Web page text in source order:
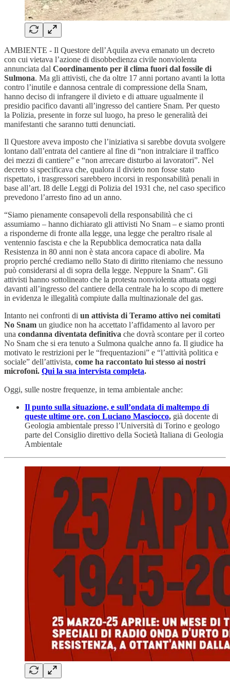
AMBIENTE - Il Questore dell’Aquila aveva emanato un decreto
con cui vietava l’azione di disobbedienza civile nonviolenta
annunciata dal Coordinamento per il clima fuori dal fossile di
Sulmona. Ma gli attivisti, che da oltre 17 anni portano avanti la lotta
contro l’inutile e dannosa centrale di compressione della Snam,
hanno deciso di infrangere il divieto e di attuare ugualmente il
presidio pacifico davanti all’ingresso del cantiere Snam. Per questo
la Polizia, presente in forze sul luogo, ha preso le generalità dei
manifestanti che saranno tutti denunciati.
Il Questore aveva imposto che l’iniziativa si sarebbe dovuta svolgere
lontano dall’entrata del cantiere al fine di “non intralciare il traffico
dei mezzi di cantiere” e “non arrecare disturbo ai lavoratori”. Nel
decreto si specificava che, qualora il divieto non fosse stato
rispettato, i trasgressori sarebbero incorsi in responsabilità penali in
base all’art. I8 delle Leggi di Polizia del 1931 che, nel caso specifico
prevedono l’arresto fino ad un anno.
“Siamo pienamente consapevoli della responsabilità che ci
assumiamo – hanno dichiarato gli attivisti No Snam – e siamo pronti
a risponderne di fronte alla legge, una legge che peraltro risale al
ventennio fascista e che la Repubblica democratica nata dalla
Resistenza in 80 anni non è stata ancora capace di abolire. Ma
proprio perché crediamo nello Stato di diritto riteniamo che nessuno
può considerarsi al di sopra della legge. Neppure la Snam”. Gli
attivisti hanno sottolineato che la protesta nonviolenta attuata oggi
davanti all’ingresso del cantiere della centrale ha lo scopo di mettere
in evidenza le illegalità compiute dalla multinazionale del gas.
Intanto nei confronti di un attivista di Teramo attivo nei comitati
No Snam un giudice non ha accettato l’affidamento al lavoro per
una condanna diventata definitiva che dovrà scontare per il corteo
No Snam che si era tenuto a Sulmona qualche anno fa. Il giudice ha
motivato le restrizioni per le “frequentazioni” e “l’attività politica e
sociale” dell’attivista, come ha raccontato lui stesso ai nostri
microfoni. Qui la sua intervista completa.
Oggi, sulle nostre frequenze, in tema ambientale anche:
Il punto sulla situazione, e sull’ondata di maltempo di
queste ultime ore, con Luciano Masciocco, già docente di
Geologia ambientale presso l’Università di Torino e geologo
parte del Consiglio direttivo della Società Italiana di Geologia
Ambientale